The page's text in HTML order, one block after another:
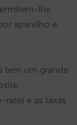
lhe
aparelho e
tem um grande
e as taxas